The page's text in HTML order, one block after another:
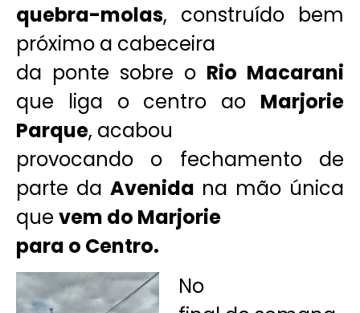
quebra-molas, construído bem
próximo a cabeceira
da ponte sobre o Rio Macarani
que liga o centro ao Marjorie
Parque, acabou
provocando o fechamento de
parte da Avenida na mão única
que vem do Marjorie
para o Centro.
No